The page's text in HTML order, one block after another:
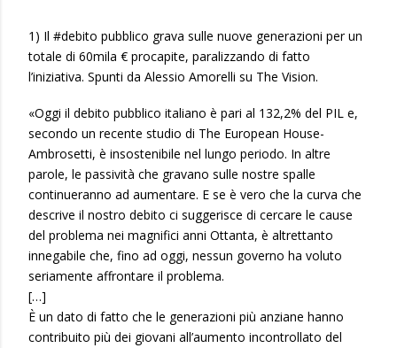
1) Il #debito pubblico grava sulle nuove generazioni per un
totale di 60mila € procapite, paralizzando di fatto
l’iniziativa. Spunti da Alessio Amorelli su The Vision.
«Oggi il debito pubblico italiano è pari al 132,2% del PIL e,
secondo un recente studio di The European House-
Ambrosetti, è insostenibile nel lungo periodo. In altre
parole, le passività che gravano sulle nostre spalle
continueranno ad aumentare. E se è vero che la curva che
descrive il nostro debito ci suggerisce di cercare le cause
del problema nei magnifici anni Ottanta, è altrettanto
innegabile che, fino ad oggi, nessun governo ha voluto
seriamente affrontare il problema.
[…]
È un dato di fatto che le generazioni più anziane hanno
contribuito più dei giovani all’aumento incontrollato del